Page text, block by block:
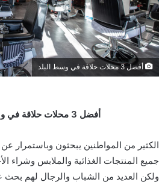
أفضل 3 محلات حلاقة في وسط البلد
أفضل 3 محلات حلاقة في وسط البلد
الكثير من المواطنين يبحثون وباستمرار
جميع المنتجات الغذائية والملابس وشراء
ولكن العديد من الشباب والرجال لهم